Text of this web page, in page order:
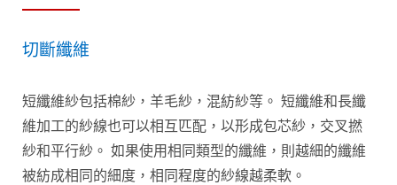
切斷纖維
短纖維紗包括棉紗，羊毛紗，混紡紗等。 短纖維和長纖
維加工的紗線也可以相互匹配，以形成包芯紗，交叉撚
紗和平行紗。 如果使用相同類型的纖維，則越細的纖維
被紡成相同的細度，相同程度的紗線越柔軟。